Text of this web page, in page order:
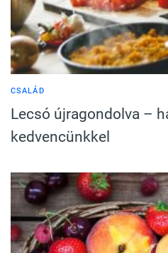
CSALÁD
Lecsó újragondolva –
kedvencünkkel